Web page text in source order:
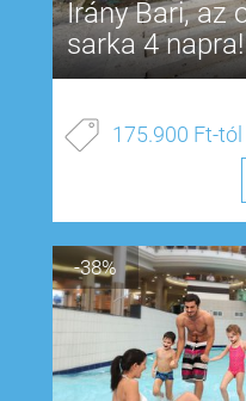
Irány Bari, az
sarka 4 napra!
175.900 Ft-tól
-38%